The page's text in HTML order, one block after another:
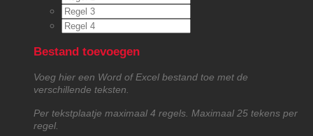
Bestand toevoegen
Voeg hier een Word of Excel bestand toe met de
verschillende teksten.
Per tekstplaatje maximaal 4 regels. Maximaal 25 tekens per
regel.